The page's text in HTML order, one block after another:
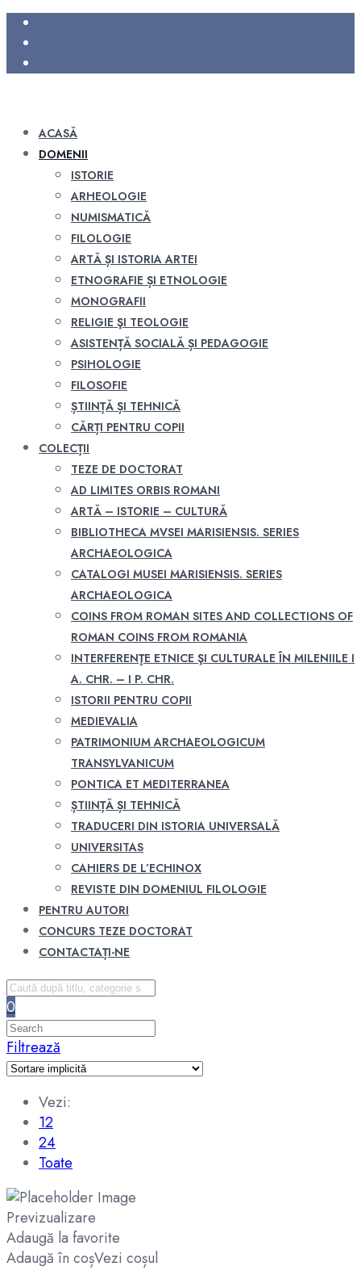
ACASĂ
DOMENII
ISTORIE
ARHEOLOGIE
NUMISMATICĂ
FILOLOGIE
ARTĂ ȘI ISTORIA ARTEI
ETNOGRAFIE ȘI ETNOLOGIE
MONOGRAFII
RELIGIE ŞI TEOLOGIE
ASISTENȚĂ SOCIALĂ ȘI PEDAGOGIE
PSIHOLOGIE
FILOSOFIE
ȘTIINȚĂ ȘI TEHNICĂ
CĂRȚI PENTRU COPII
COLECȚII
TEZE DE DOCTORAT
AD LIMITES ORBIS ROMANI
ARTĂ – ISTORIE – CULTURĂ
BIBLIOTHECA MVSEI MARISIENSIS. SERIES
ARCHAEOLOGICA
CATALOGI MUSEI MARISIENSIS. SERIES
ARCHAEOLOGICA
COINS FROM ROMAN SITES AND COLLECTIONS OF
ROMAN COINS FROM ROMANIA
INTERFERENŢE ETNICE ŞI CULTURALE ÎN MILENIILE I
A. CHR. – I P. CHR.
ISTORII PENTRU COPII
MEDIEVALIA
PATRIMONIUM ARCHAEOLOGICUM
TRANSYLVANICUM
PONTICA ET MEDITERRANEA
ȘTIINȚĂ ȘI TEHNICĂ
TRADUCERI DIN ISTORIA UNIVERSALĂ
UNIVERSITAS
CAHIERS DE L’ECHINOX
REVISTE DIN DOMENIUL FILOLOGIE
PENTRU AUTORI
CONCURS TEZE DOCTORAT
CONTACTAȚI-NE
0
Filtrează
Vezi:
12
24
Toate
Previzualizare
Adaugă la favorite
Adaugă în coșVezi coșul